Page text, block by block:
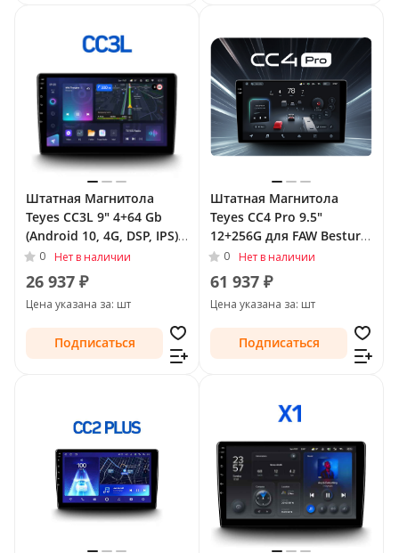
Штатная Магнитола
Teyes CC3L 9" 4+64 Gb
(Android 10, 4G, DSP, IPS)
для FAW Besturn B30 I
2015 - 2020
0 Нет в наличии
26 937 ₽
Цена указана за: шт
Подписаться
Штатная Магнитола
Teyes CC4 Pro 9.5"
12+256G для FAW Besturn
B30 I 2015 - 2020
0 Нет в наличии
61 937 ₽
Цена указана за: шт
Подписаться